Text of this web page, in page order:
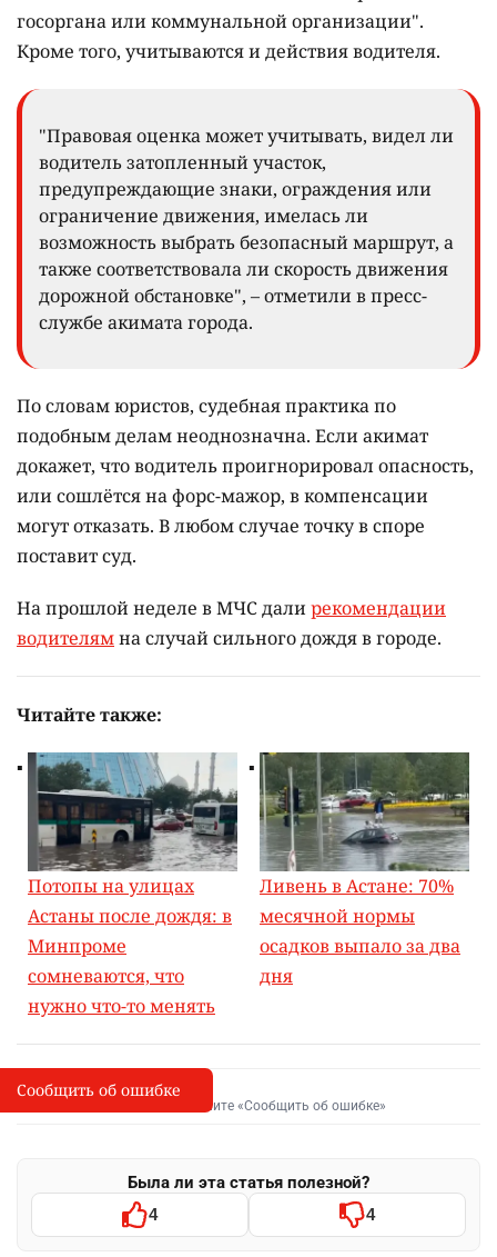
госоргана или коммунальной организации".
Кроме того, учитываются и действия водителя.
"Правовая оценка может учитывать, видел ли
водитель затопленный участок,
предупреждающие знаки, ограждения или
ограничение движения, имелась ли
возможность выбрать безопасный маршрут, а
также соответствовала ли скорость движения
дорожной обстановке", – отметили в пресс-
службе акимата города.
По словам юристов, судебная практика по
подобным делам неоднозначна. Если акимат
докажет, что водитель проигнорировал опасность,
или сошлётся на форс-мажор, в компенсации
могут отказать. В любом случае точку в споре
поставит суд.
На прошлой неделе в МЧС далирекомендации
водителямна случай сильного дождя в городе.
Читайте также:
Потопы на улицах
Астаны после дождя: в
Минпроме
сомневаются, что
нужно что-то менять
Ливень в Астане: 70%
месячной нормы
осадков выпало за два
дня
I
Сообщить об опечатке
Выделите фрагмент и нажмите «Сообщить об ошибке»
Была ли эта статья полезной?
4 4
Сообщить об ошибке